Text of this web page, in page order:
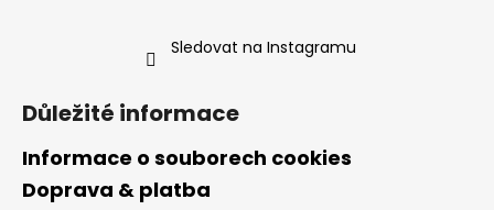
Sledovat na Instagramu
Důležité informace
Informace o souborech cookies
Doprava & platba